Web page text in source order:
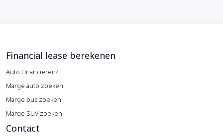
Financial lease berekenen
Auto Financieren?
Marge auto zoeken
Marge bus zoeken
Marge SUV zoeken
Contact